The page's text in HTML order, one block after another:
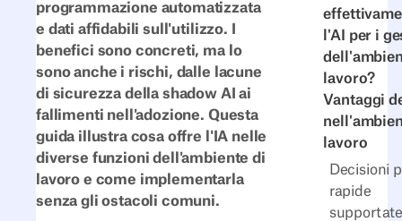
l'AI per i
lavoro?
Vantaggi
lavoro
Decisioni
rapide
programmazione automatizzata
e dati affidabili sull'utilizzo. I
benefici sono concreti, ma lo
sono anche i rischi, dalle lacune
di sicurezza della shadow AI ai
fallimenti nell'adozione. Questa
guida illustra cosa offre l'IA nelle
diverse funzioni dell'ambiente di
lavoro e come implementarla
senza gli ostacoli comuni.